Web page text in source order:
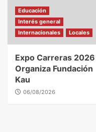
Educación
Interés general
Internacionales
Locales
Expo Carreras 2026
Organiza Fundación
Kau
06/08/2026